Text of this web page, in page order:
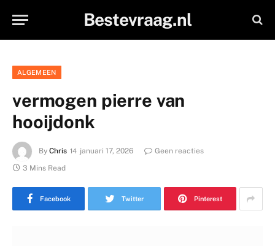
Bestevraag.nl
ALGEMEEN
vermogen pierre van
hooijdonk
By Chris januari 17, 2026
Geen reacties
3 Mins Read
Facebook Twitter Pinterest